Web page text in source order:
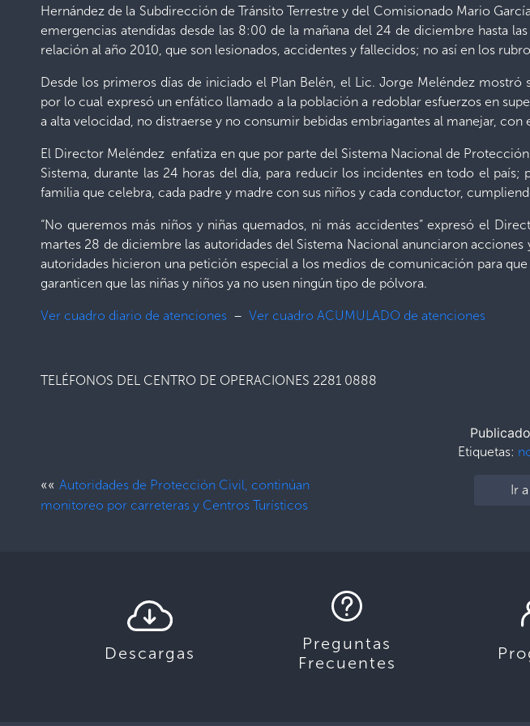
Hernández de la Subdirección de Tránsito Terrestre y del Comisionado Mario
emergencias atendidas desde las 8:00 de la mañana del 24 de diciembre hasta
relación al año 2010, que son lesionados, accidentes y fallecidos; no así en los
Desde los primeros días de iniciado el Plan Belén, el Lic. Jorge Meléndez
por lo cual expresó un enfático llamado a la población a redoblar esfuerzos en
a alta velocidad, no distraerse y no consumir bebidas embriagantes al manejar,
El Director Meléndez enfatiza en que por parte del Sistema Nacional de
Sistema, durante las 24 horas del día, para reducir los incidentes en todo el
familia que celebra, cada padre y madre con sus niños y cada conductor,
“No queremos más niños y niñas quemados, ni más accidentes” expresó el
martes 28 de diciembre las autoridades del Sistema Nacional anunciaron
autoridades hicieron una petición especial a los medios de comunicación para
garanticen que las niñas y niños ya no usen ningún tipo de pólvora.
Ver cuadro diario de atenciones – Ver cuadro ACUMULADO de atenciones
TELÉFONOS DEL CENTRO DE OPERACIONES 2281 0888
Etiquetas:
«« Autoridades de Protección Civil, continúan
monitoreo por carreteras y Centros Turísticos
Ir
Descargas
Preguntas
Frecuentes